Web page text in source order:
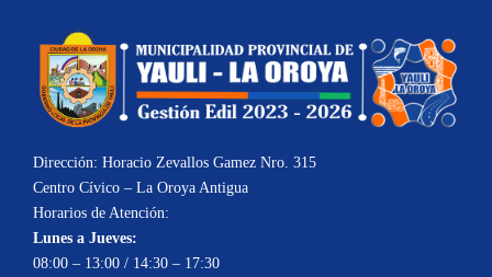
Dirección: Horacio Zevallos Gamez Nro. 315
Centro Cívico – La Oroya Antigua
Horarios de Atención:
Lunes a Jueves:
08:00 – 13:00 / 14:30 – 17:30